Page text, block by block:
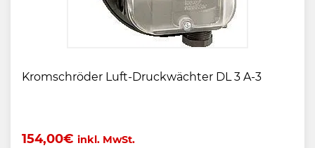
Kromschröder Luft-Druckwächter DL 3 A-3
154,00€ inkl. MwSt.